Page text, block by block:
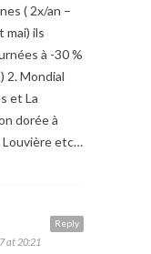
( 2x/an –
mai) ils
à -30 %
2. Mondial
et La
dorée à
Louvière etc…
Reply
at 20:21